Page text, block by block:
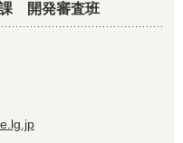
開発審査班